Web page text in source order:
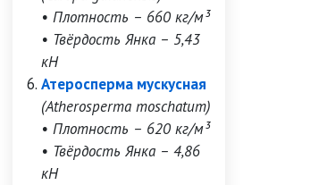
• Плотность – 660 кг/м³
• Твёрдость Янка – 5,43
кН
Атеросперма мускусная
(Atherosperma moschatum)
• Плотность – 620 кг/м³
• Твёрдость Янка – 4,86
кН